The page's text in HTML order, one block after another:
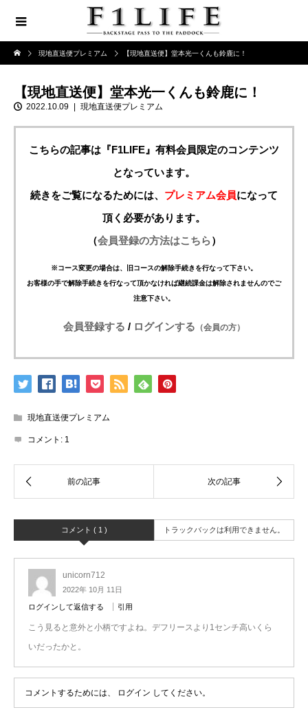
現地直送便プレミアム 【現地直送便】堂本光一くんも鈴鹿に！
【現地直送便】堂本光一くんも鈴鹿に！
2022.10.09 現地直送便プレミアム
こちらの記事は『F1LIFE』有料会員限定のコンテンツ
となっています。
続きをご覧になるためには、 プレミアム会員になって
頂く必要があります。
（会員登録の方法はこちら）
※コース変更の場合は、旧コースの解除手続きを行なって下さい。
お客様の手で解除手続きを行なって頂かなければ継続課金は解除されませんのでご
注意下さい。
会員登録する / ログインする （会員の方）
現地直送便プレミアム
コメント: 1
コメント ( 1 ) トラックバックは利用できません。
unicorn712
2022年 10月 11日
ログインして返信する 引用
こう見ると意外と小柄ですよね。デフリースより1センチ高いくら
いだったかと。
コメントするためには、 ログイン してください。